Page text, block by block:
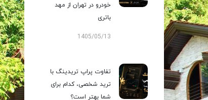
خودرو در تهران از مهد
باتری
1405/05/13
تفاوت پراپ تریدینگ با
ترید شخصی، کدام برای
شما بهتر است؟